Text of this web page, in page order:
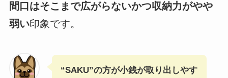
間口はそこまで広がらないかつ収納力がやや
弱い印象です。
“SAKU”の方が小銭が取り出しやす